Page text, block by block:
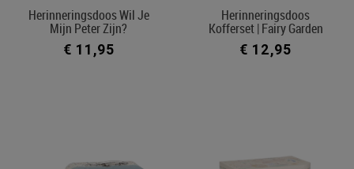
Herinneringsdoos Wil Je
Mijn Peter Zijn?
€ 11,95
Herinneringsdoos
Kofferset | Fairy Garden
€ 12,95